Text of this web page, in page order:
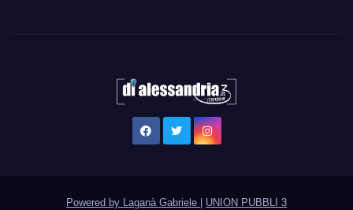
Powered by Laganà Gabriele UNION PUBBLI 3